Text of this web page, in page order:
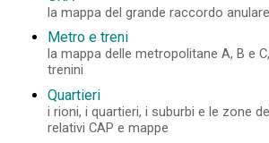
la mappa del grande raccordo anulare
Metro e treni
la mappa delle metropolitane A, B e
trenini
Quartieri
i rioni, i quartieri, i suburbi e le zone
relativi CAP e mappe